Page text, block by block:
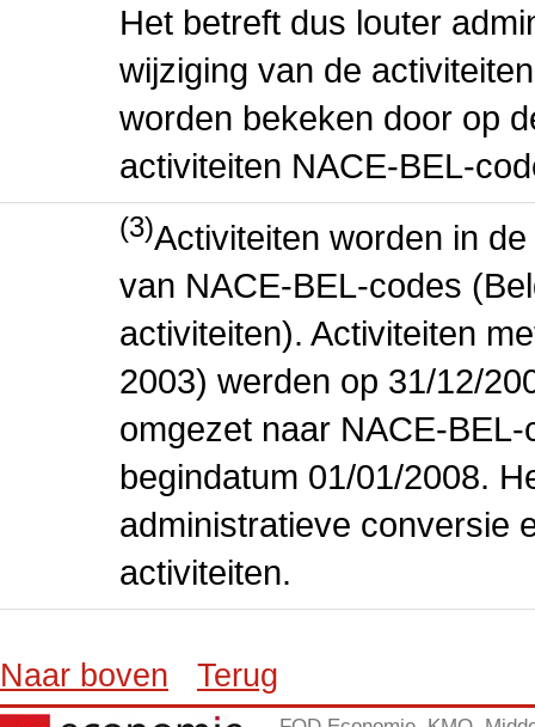
Het betreft dus louter
wijziging van de
worden bekeken door op
activiteiten NACE-BEL-
(3)Activiteiten worden in
van NACE-BEL-codes
activiteiten). Activiteiten
2003) werden op 31/12/
omgezet naar NACE-
begindatum 01/01/2008.
administratieve conversie
activiteiten.
Naar boven Terug